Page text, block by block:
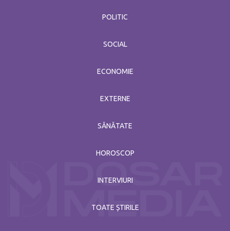
POLITIC
SOCIAL
ECONOMIE
EXTERNE
SĂNĂTATE
HOROSCOP
INTERVIURI
TOATE ȘTIRILE